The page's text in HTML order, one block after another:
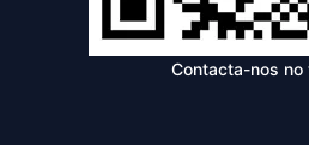
Contacta-nos no